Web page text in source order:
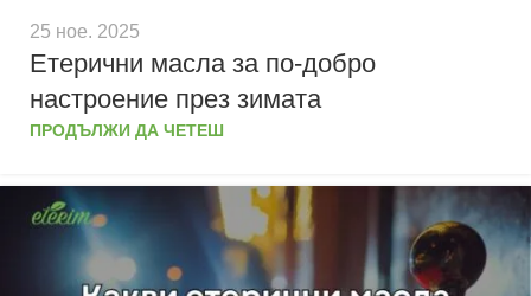
25 ное. 2025
Етерични масла за по-добро
настроение през зимата
ПРОДЪЛЖИ ДА ЧЕТЕШ